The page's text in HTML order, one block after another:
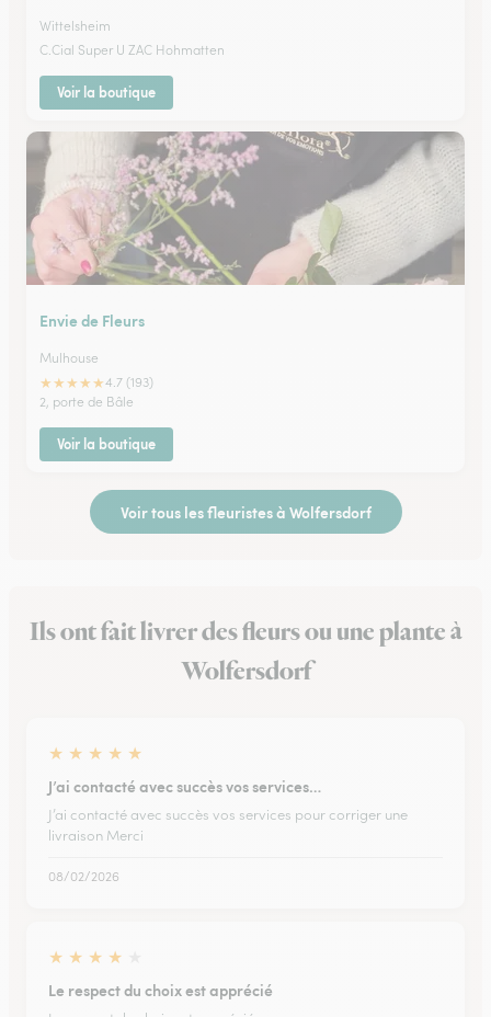
Wittelsheim
C.Cial Super U ZAC Hohmatten
Voir la boutique
Envie de Fleurs
Mulhouse
★★★★★4.7 (193)
2, porte de Bâle
Voir la boutique
Voir tous les fleuristes à Wolfersdorf
Ils ont fait livrer des fleurs ou une plante à
Wolfersdorf
★ ★ ★ ★ ★
J’ai contacté avec succès vos services…
J’ai contacté avec succès vos services pour corriger une
livraison Merci
08/02/2026
★ ★ ★ ★
Le respect du choix est apprécié